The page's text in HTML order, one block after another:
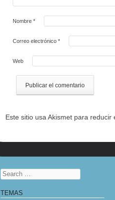
Nombre*
Correo electrónico*
Web
Este sitio usa Akismet para reducir
Search
TEMAS